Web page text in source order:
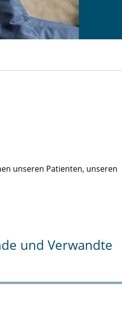
unseren Patienten, unseren
und Verwandte